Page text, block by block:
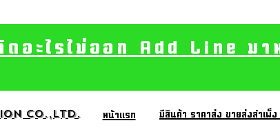
ดอะไรไม่ออก Add Line ม
CO.,Ltd. หน้าแรก มีสินค้า ราคาส่ง ขายส่งสำเพ็ง